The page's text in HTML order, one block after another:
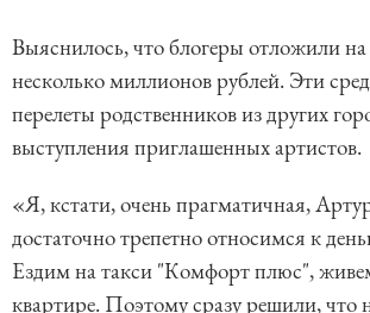
Выяснилось, что блогеры отложили на
несколько миллионов рублей. Эти
перелеты родственников из других
выступления приглашенных артистов.
«Я, кстати, очень прагматичная,
достаточно трепетно относимся к
Ездим на такси "Комфорт плюс",
квартире. Поэтому сразу решили, что